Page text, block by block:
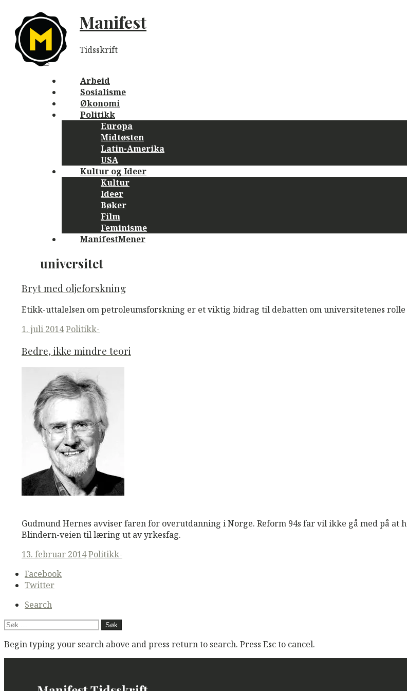
content
Manifest
Tidsskrift
Main
navigation
Menu
Arbeid
Sosialisme
Økonomi
Politikk
Europa
Midtøsten
Latin-Amerika
USA
Kultur og Ideer
Kultur
Ideer
Bøker
Film
Feminisme
ManifestMener
universitet
Bryt med oljeforskning
Etikk-uttalelsen om petroleumsforskning er et viktig bidrag til debatten om universitetenes
Posted
1. juli 2014Politikk-
Bedre, ikke mindre teori
Gudmund Hernes avviser faren for overutdanning i Norge. Reform 94s far vil ikke gå med på
Blindern-veien til læring ut av yrkesfag.
Posted
13. februar 2014Politikk-
Secondary
navigation
Facebook
Twitter
Search
Søk
Begin typing your search above and press return to search. Press Esc to cancel.